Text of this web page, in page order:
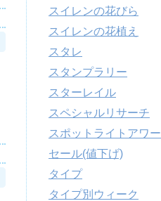
スイレンの花びら
スイレンの花植え
スタレ
スタンプラリー
スターレイル
スペシャルリサーチ
スポットライトアワー
セール(値下げ)
タイプ
タイプ別ウィーク